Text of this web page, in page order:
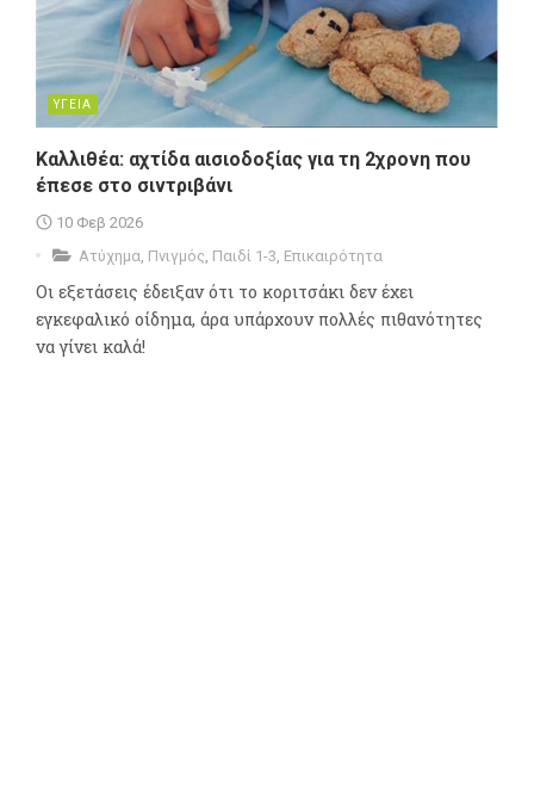
ΥΓΕΙΑ
Καλλιθέα: αχτίδα αισιοδοξίας για τη 2χρονη που
έπεσε στο σιντριβάνι
10 Φεβ 2026
Ατύχημα, Πνιγμός, Παιδί 1-3, Επικαιρότητα
Οι εξετάσεις έδειξαν ότι το κοριτσάκι δεν έχει
εγκεφαλικό οίδημα, άρα υπάρχουν πολλές πιθανότητες
να γίνει καλά!